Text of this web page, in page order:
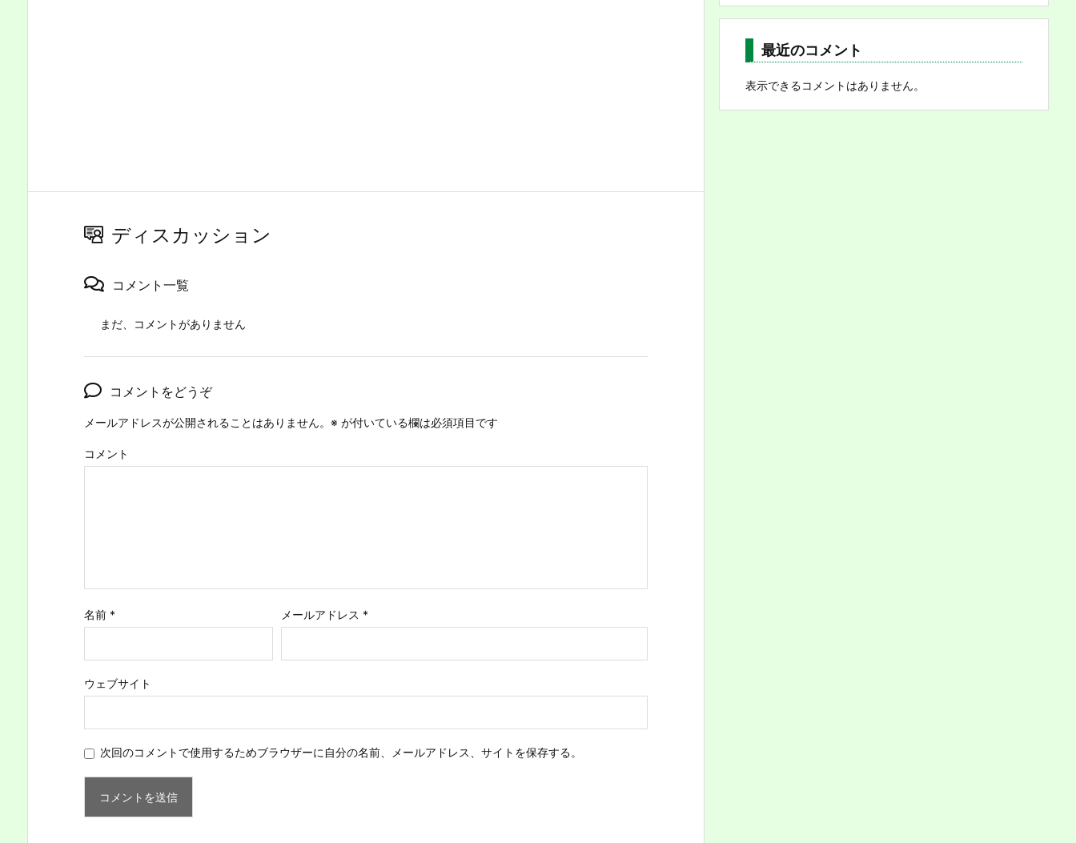
ディスカッション
コメント一覧
まだ、コメントがありません
コメントをどうぞ
メールアドレスが公開されることはありません。 ※ が付いている欄は必須項目です
コメント
名前 * メールアドレス *
ウェブサイト
次回のコメントで使用するためブラウザーに自分の名前、メールアドレス、サイトを保存する。
最近のコメント
表示できるコメントはありません。